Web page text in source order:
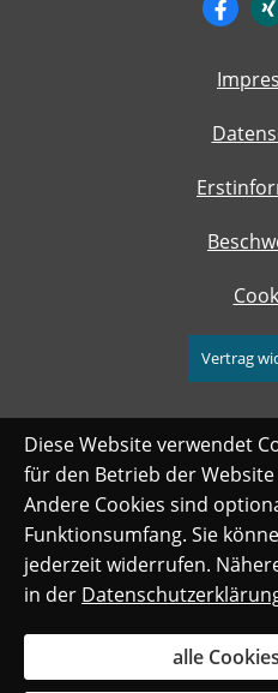
Vertrag
Diese Website verwendet
für den Betrieb der
Andere Cookies sind
Funktionsumfang. Sie
jederzeit widerrufen.
in der
alle